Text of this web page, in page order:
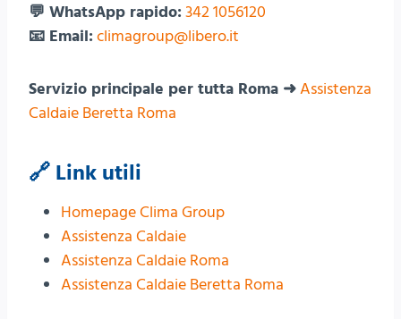
💬 WhatsApp rapido: 342 1056120
📧 Email: climagroup@libero.it
Servizio principale per tutta Roma ➜Assistenza
Caldaie Beretta Roma
🔗 Link utili
Homepage Clima Group
Assistenza Caldaie
Assistenza Caldaie Roma
Assistenza Caldaie Beretta Roma